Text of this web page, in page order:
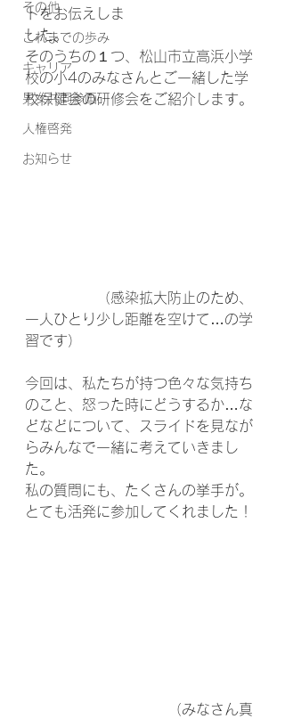
その他
これまでの歩み
キャリア
男女共同参画
人権啓発
お知らせ
トをお伝えしま
した。
そのうちの１つ、松山市立高浜小学
校の小4のみなさんとご一緒した学
校保健会の研修会をご紹介します。
（感染拡大防止のため、
一人ひとり少し距離を空けて…の学
習です）
今回は、私たちが持つ色々な気持ち
のこと、怒った時にどうするか…な
どなどについて、スライドを見なが
らみんなで一緒に考えていきまし
た。
私の質問にも、たくさんの挙手が。
とても活発に参加してくれました！
（みなさん真